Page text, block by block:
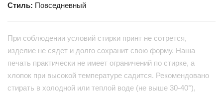
Стиль: Повседневный
При соблюдении условий стирки принт не сотрется,
изделие не сядет и долго сохранит свою форму. Наша
печать практически не имеет ограничений по стирке, а
хлопок при высокой температуре садится. Рекомендовано
стирать в холодной или теплой воде (не выше 30-40°),